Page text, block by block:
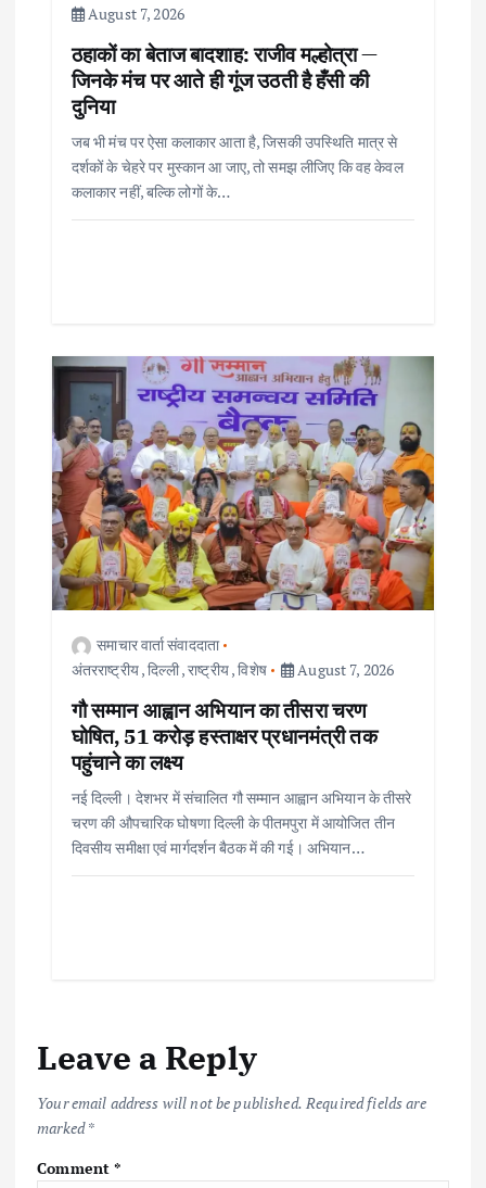
August 7, 2026
ठहाकों का बेताज बादशाह: राजीव मल्होत्रा —
जिनके मंच पर आते ही गूंज उठती है हँसी की
दुनिया
जब भी मंच पर ऐसा कलाकार आता है, जिसकी उपस्थिति मात्र से
दर्शकों के चेहरे पर मुस्कान आ जाए, तो समझ लीजिए कि वह केवल
कलाकार नहीं, बल्कि लोगों के…
समाचार वार्ता संवाददाता
अंतरराष्ट्रीय,दिल्ली,राष्ट्रीय,विशेष August 7, 2026
गौ सम्मान आह्वान अभियान का तीसरा चरण
घोषित, 51 करोड़ हस्ताक्षर प्रधानमंत्री तक
पहुंचाने का लक्ष्य
नई दिल्ली। देशभर में संचालित गौ सम्मान आह्वान अभियान के तीसरे
चरण की औपचारिक घोषणा दिल्ली के पीतमपुरा में आयोजित तीन
दिवसीय समीक्षा एवं मार्गदर्शन बैठक में की गई। अभियान…
Leave a Reply
Your email address will not be published. Required fields are
marked*
Comment*